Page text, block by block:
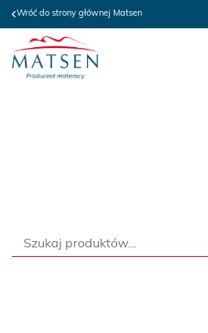
Wróć do strony głównej Matsen
Szukaj: